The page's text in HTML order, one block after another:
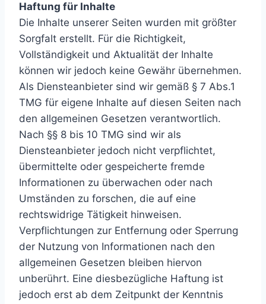
Haftung für Inhalte
Die Inhalte unserer Seiten wurden mit größter
Sorgfalt erstellt. Für die Richtigkeit,
Vollständigkeit und Aktualität der Inhalte
können wir jedoch keine Gewähr übernehmen.
Als Diensteanbieter sind wir gemäß § 7 Abs.1
TMG für eigene Inhalte auf diesen Seiten nach
den allgemeinen Gesetzen verantwortlich.
Nach §§ 8 bis 10 TMG sind wir als
Diensteanbieter jedoch nicht verpflichtet,
übermittelte oder gespeicherte fremde
Informationen zu überwachen oder nach
Umständen zu forschen, die auf eine
rechtswidrige Tätigkeit hinweisen.
Verpflichtungen zur Entfernung oder Sperrung
der Nutzung von Informationen nach den
allgemeinen Gesetzen bleiben hiervon
unberührt. Eine diesbezügliche Haftung ist
jedoch erst ab dem Zeitpunkt der Kenntnis